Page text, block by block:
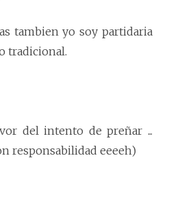
tambien yo soy partidaria
tradicional.
del intento de preñar ...
responsabilidad eeeeh)